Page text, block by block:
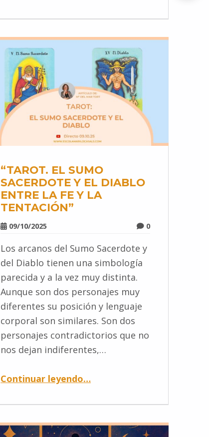
“TAROT. EL SUMO
SACERDOTE Y EL DIABLO
ENTRE LA FE Y LA
TENTACIÓN”
09/10/2025 0
Los arcanos del Sumo Sacerdote y
del Diablo tienen una simbología
parecida y a la vez muy distinta.
Aunque son dos personajes muy
diferentes su posición y lenguaje
corporal son similares. Son dos
personajes contradictorios que no
nos dejan indiferentes,…
Continuar leyendo…